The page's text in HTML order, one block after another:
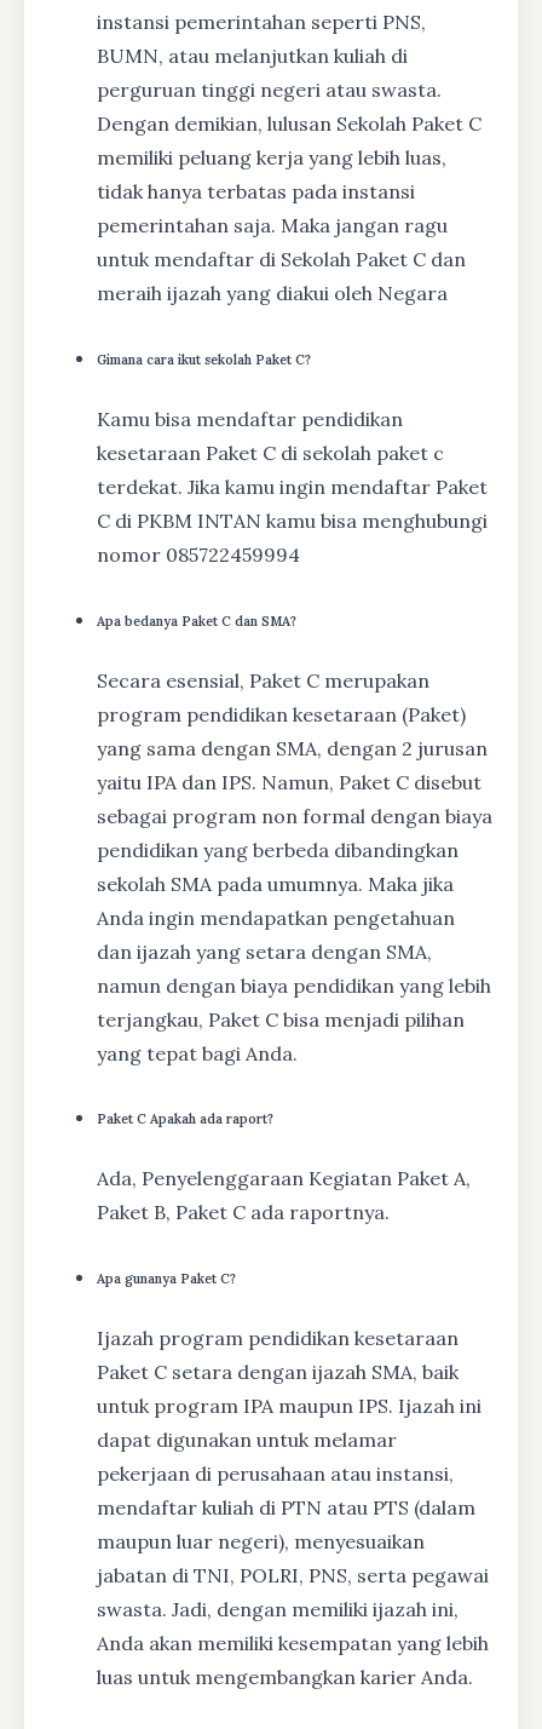
instansi pemerintahan seperti PNS,
BUMN, atau melanjutkan kuliah di
perguruan tinggi negeri atau swasta.
Dengan demikian, lulusan Sekolah Paket C
memiliki peluang kerja yang lebih luas,
tidak hanya terbatas pada instansi
pemerintahan saja. Maka jangan ragu
untuk mendaftar di Sekolah Paket C dan
meraih ijazah yang diakui oleh Negara
Gimana cara ikut sekolah Paket C?
Kamu bisa mendaftar pendidikan
kesetaraan Paket C di sekolah paket c
terdekat. Jika kamu ingin mendaftar Paket
C di PKBM INTAN kamu bisa menghubungi
nomor 085722459994
Apa bedanya Paket C dan SMA?
Secara esensial, Paket C merupakan
program pendidikan kesetaraan (Paket)
yang sama dengan SMA, dengan 2 jurusan
yaitu IPA dan IPS. Namun, Paket C disebut
sebagai program non formal dengan biaya
pendidikan yang berbeda dibandingkan
sekolah SMA pada umumnya. Maka jika
Anda ingin mendapatkan pengetahuan
dan ijazah yang setara dengan SMA,
namun dengan biaya pendidikan yang lebih
terjangkau, Paket C bisa menjadi pilihan
yang tepat bagi Anda.
Paket C Apakah ada raport?
Ada, Penyelenggaraan Kegiatan Paket A,
Paket B, Paket C ada raportnya.
Apa gunanya Paket C?
Ijazah program pendidikan kesetaraan
Paket C setara dengan ijazah SMA, baik
untuk program IPA maupun IPS. Ijazah ini
dapat digunakan untuk melamar
pekerjaan di perusahaan atau instansi,
mendaftar kuliah di PTN atau PTS (dalam
maupun luar negeri), menyesuaikan
jabatan di TNI, POLRI, PNS, serta pegawai
swasta. Jadi, dengan memiliki ijazah ini,
Anda akan memiliki kesempatan yang lebih
luas untuk mengembangkan karier Anda.